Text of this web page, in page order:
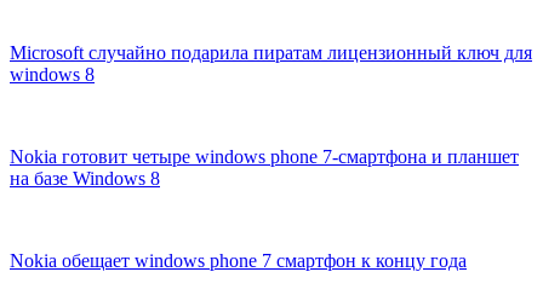
Microsoft случайно подарила пиратам лицензионный ключ для
windows 8
Nokia готовит четыре windows phone 7-смартфона и планшет
на базе Windows 8
Nokia обещает windows phone 7 смартфон к концу года